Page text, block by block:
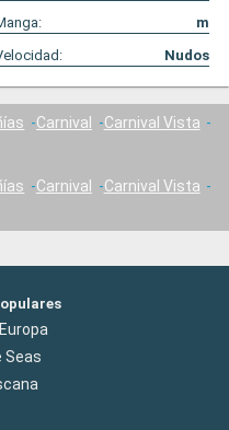
m
Nudos
Carnival
Carnival Vista
Carnival
Carnival Vista
Seas